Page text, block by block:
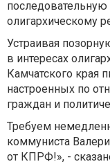
олигархическому
Устраивая
в интересах
Камчатского края
настроенных по
граждан и
Требуем
коммуниста
от КПРФ!», -